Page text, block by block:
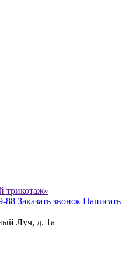
88 Заказать звонок Написать
Луч, д. 1а